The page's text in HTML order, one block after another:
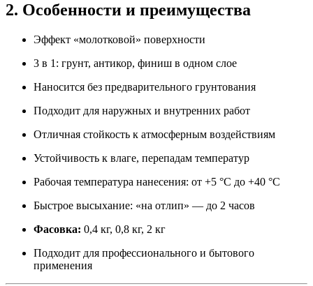
2. Особенности и преимущества
Эффект «молотковой» поверхности
3 в 1: грунт, антикор, финиш в одном слое
Наносится без предварительного грунтования
Подходит для наружных и внутренних работ
Отличная стойкость к атмосферным воздействиям
Устойчивость к влаге, перепадам температур
Рабочая температура нанесения: от +5 °C до +40 °C
Быстрое высыхание: «на отлип» — до 2 часов
Фасовка: 0,4 кг, 0,8 кг, 2 кг
Подходит для профессионального и бытового
применения